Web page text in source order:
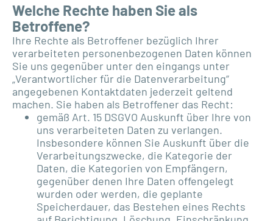
Welche Rechte haben Sie als
Betroffene?
Ihre Rechte als Betroffener bezüglich Ihrer
verarbeiteten personenbezogenen Daten können
Sie uns gegenüber unter den eingangs unter
„Verantwortlicher für die Datenverarbeitung“
angegebenen Kontaktdaten jederzeit geltend
machen. Sie haben als Betroffener das Recht:
gemäß Art. 15 DSGVO Auskunft über Ihre von
uns verarbeiteten Daten zu verlangen.
Insbesondere können Sie Auskunft über die
Verarbeitungszwecke, die Kategorie der
Daten, die Kategorien von Empfängern,
gegenüber denen Ihre Daten offengelegt
wurden oder werden, die geplante
Speicherdauer, das Bestehen eines Rechts